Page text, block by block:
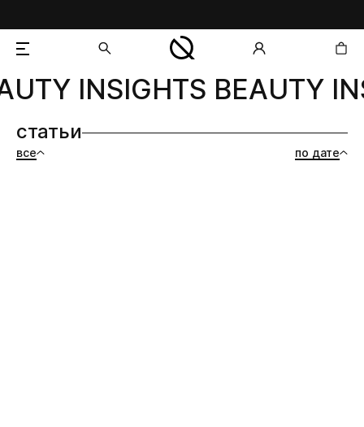
добавлен в корзину
INSIGHTS BEAUTY
все
статьи
по дате